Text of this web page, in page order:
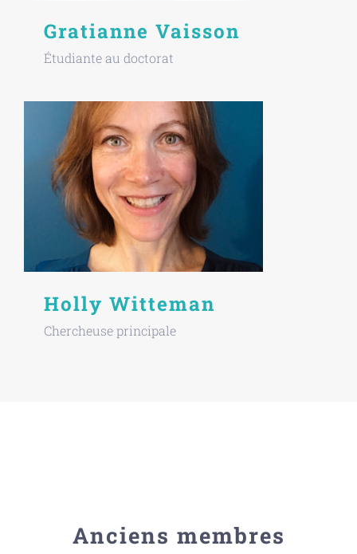
Gratianne Vaisson
Étudiante au doctorat
Holly Witteman
Chercheuse principale
Anciens membres